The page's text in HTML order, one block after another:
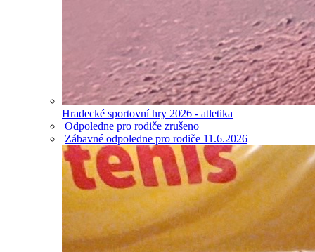
Hradecké sportovní hry 2026 - atletika
Odpoledne pro rodiče zrušeno
Zábavné odpoledne pro rodiče 11.6.2026